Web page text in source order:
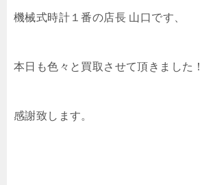
機械式時計１番の店長 山口です、
本日も色々と買取させて頂きました！
感謝致します。